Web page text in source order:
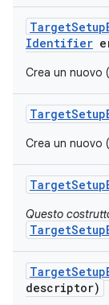
TargetSetup
Identifier
Crea un nuovo
TargetSetup
Crea un nuovo
TargetSetup
Questo
TargetSetup
descriptor)